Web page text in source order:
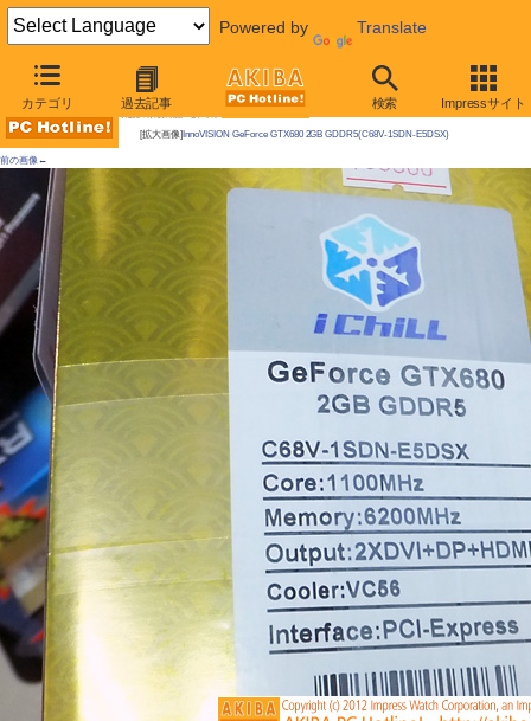
Powered by Translate
カテゴリ 過去記事 検索 Impressサイト
AKIBA PC Hotline!
[拡大画像] InnoVISION GeForce GTX680 2GB GDDR5(C68V-1SDN-E5DSX)
前の画像←